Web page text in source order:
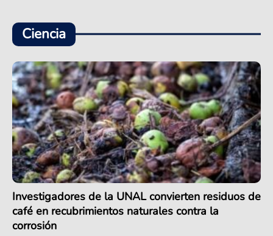
Ciencia
Investigadores de la UNAL convierten residuos de
café en recubrimientos naturales contra la
corrosión